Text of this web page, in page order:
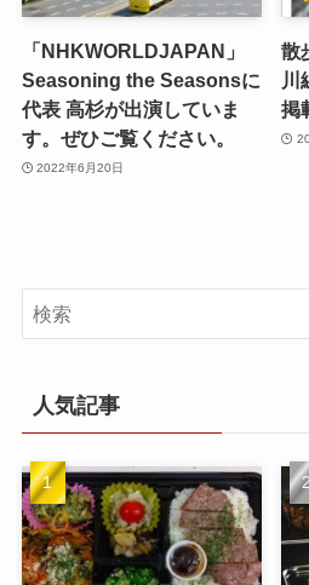
「NHKWORLDJAPAN」
Seasoning the Seasonsに
代表 高杉が出演していま
す。ぜひご覧ください。
2022年6月20日
散
川
掲
人気記事